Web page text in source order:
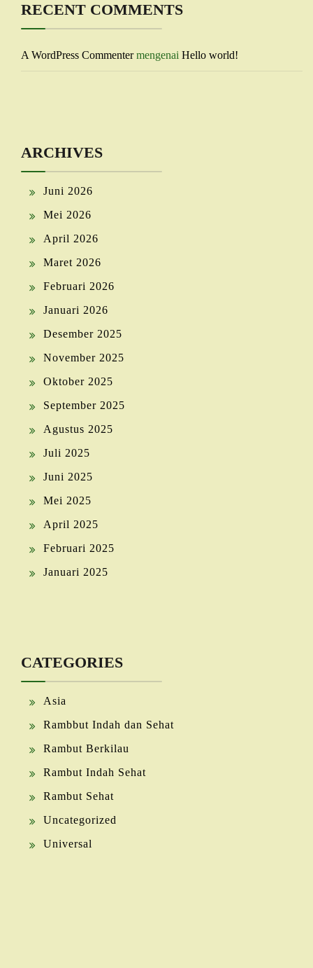
RECENT COMMENTS
A WordPress Commentermengenai Hello world!
ARCHIVES
Juni 2026
Mei 2026
April 2026
Maret 2026
Februari 2026
Januari 2026
Desember 2025
November 2025
Oktober 2025
September 2025
Agustus 2025
Juli 2025
Juni 2025
Mei 2025
April 2025
Februari 2025
Januari 2025
CATEGORIES
Asia
Rambbut Indah dan Sehat
Rambut Berkilau
Rambut Indah Sehat
Rambut Sehat
Uncategorized
Universal